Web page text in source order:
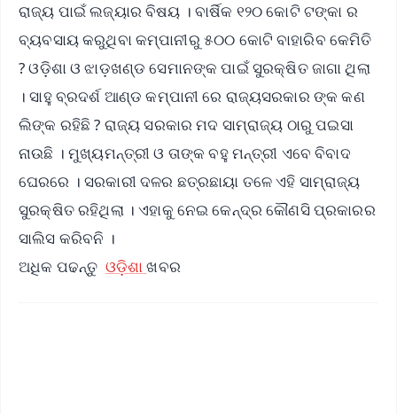
ରାଜ୍ୟ ପାଇଁ ଲଜ୍ୟାର ବିଷୟ । ବାର୍ଷିକ ୧୨୦ କୋଟି ଟଙ୍କା ର
ବ୍ୟବସାୟ କରୁଥିବା କମ୍ପାନୀରୁ ୫୦୦ କୋଟି ବାହାରିବ କେମିତି
? ଓଡ଼ିଶା ଓ ଝାଡ଼ଖଣ୍ଡ ସେମାନଙ୍କ ପାଇଁ ସୁରକ୍ଷିତ ଜାଗା ଥିଲା
। ସାହୁ ବ୍ରଦର୍ଶ ଆଣ୍ଡ କମ୍ପାନୀ ରେ ରାଜ୍ୟସରକାର ଙ୍କ କଣ
ଲିଙ୍କ ରହିଛି ? ରାଜ୍ୟ ସରକାର ମଦ ସାମ୍ରାଜ୍ୟ ଠାରୁ ପଇସା
ନାଉଛି । ମୁଖ୍ୟମନ୍ତ୍ରୀ ଓ ତାଙ୍କ ବହୁ ମନ୍ତ୍ରୀ ଏବେ ବିବାଦ
ଘେରରେ । ସରକାରୀ ଦଳର ଛତ୍ରଛାୟା ତଳେ ଏହି ସାମ୍ରାଜ୍ୟ
ସୁରକ୍ଷିତ ରହିଥିଲା । ଏହାକୁ ନେଇ କେନ୍ଦ୍ର କୌଣସି ପ୍ରକାରର
ସାଲିସ କରିବନି ।
ଅଧିକ ପଢନ୍ତୁ ଓଡ଼ିଶାଖବର